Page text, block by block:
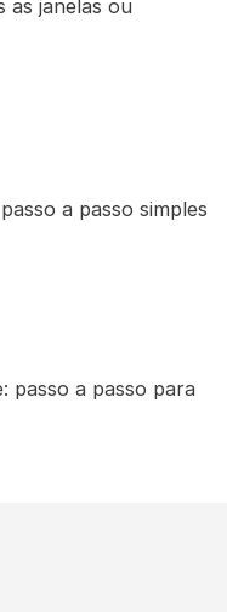
as janelas ou
a passo simples
passo a passo para